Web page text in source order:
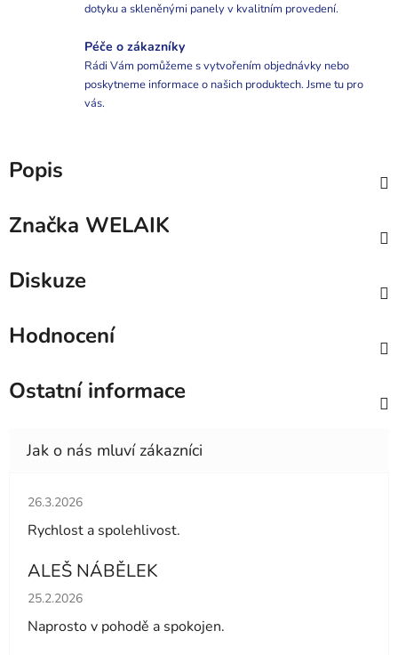
dotyku a skleněnými panely v kvalitním provedení.
Péče o zákazníky
Rádi Vám pomůžeme s vytvořením objednávky nebo
poskytneme informace o našich produktech. Jsme tu pro
vás.
Popis
Značka WELAIK
Diskuze
Hodnocení
Ostatní informace
Hodnocení obchodu je 5 z 5 hvězdiček.
26.3.2026
Rychlost a spolehlivost.
ALEŠ NÁBĚLEK
Hodnocení obchodu je 5 z 5 hvězdiček.
25.2.2026
Naprosto v pohodě a spokojen.